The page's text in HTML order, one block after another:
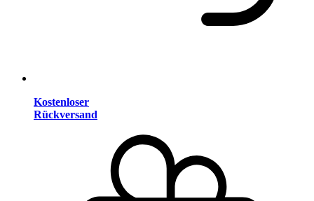
Kostenloser
Rückversand